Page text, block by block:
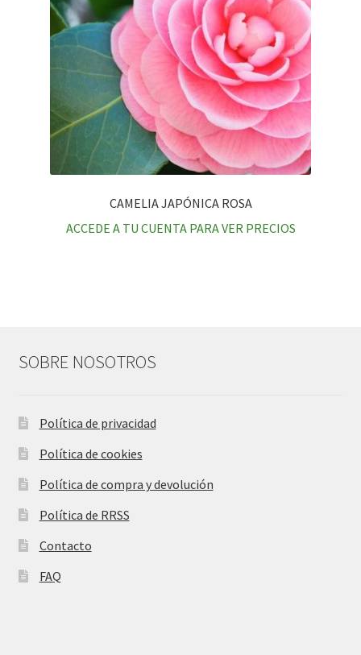
CAMELIA JAPÓNICA ROSA
ACCEDE A TU CUENTA PARA VER PRECIOS
SOBRE NOSOTROS
Política de privacidad
Política de cookies
Política de compra y devolución
Política de RRSS
Contacto
FAQ